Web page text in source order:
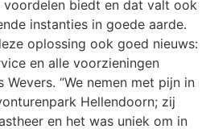
biedt en dat valt ook
instanties in goede aarde.
oplossing ook goed nieuws:
en alle voorzieningen
Wevers. “We nemen met pijn in
Hellendoorn; zij
en het was uniek om in